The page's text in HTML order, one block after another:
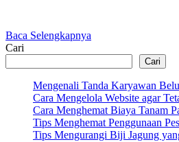
Baca Selengkapnya
Cari
Cari
Mengenali Tanda Karyawan
Cara Mengelola Website agar
Cara Menghemat Biaya Tanam
Tips Menghemat Penggunaan
Tips Mengurangi Biji Jagung